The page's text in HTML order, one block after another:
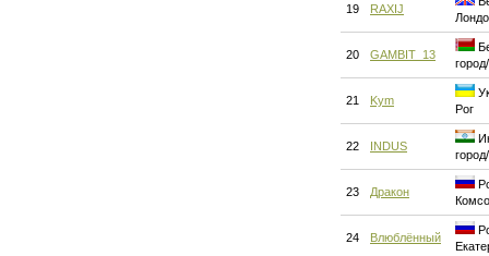
19 RAXIJ
20 GAMBIT_13
21 Kym
Рог
22 INDUS
23 Дракон
24 Влюблённый